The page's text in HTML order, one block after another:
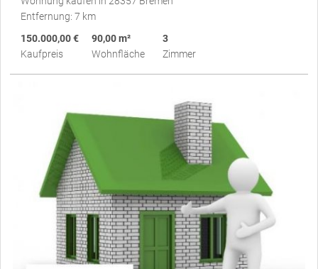
Entfernung: 7 km
150.000,00 €
Kaufpreis
90,00 m²
Wohnfläche
3
Zimmer